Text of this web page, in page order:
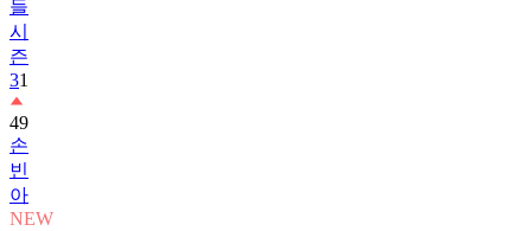
즌
31
49
손
빈
아
NEW
50
태